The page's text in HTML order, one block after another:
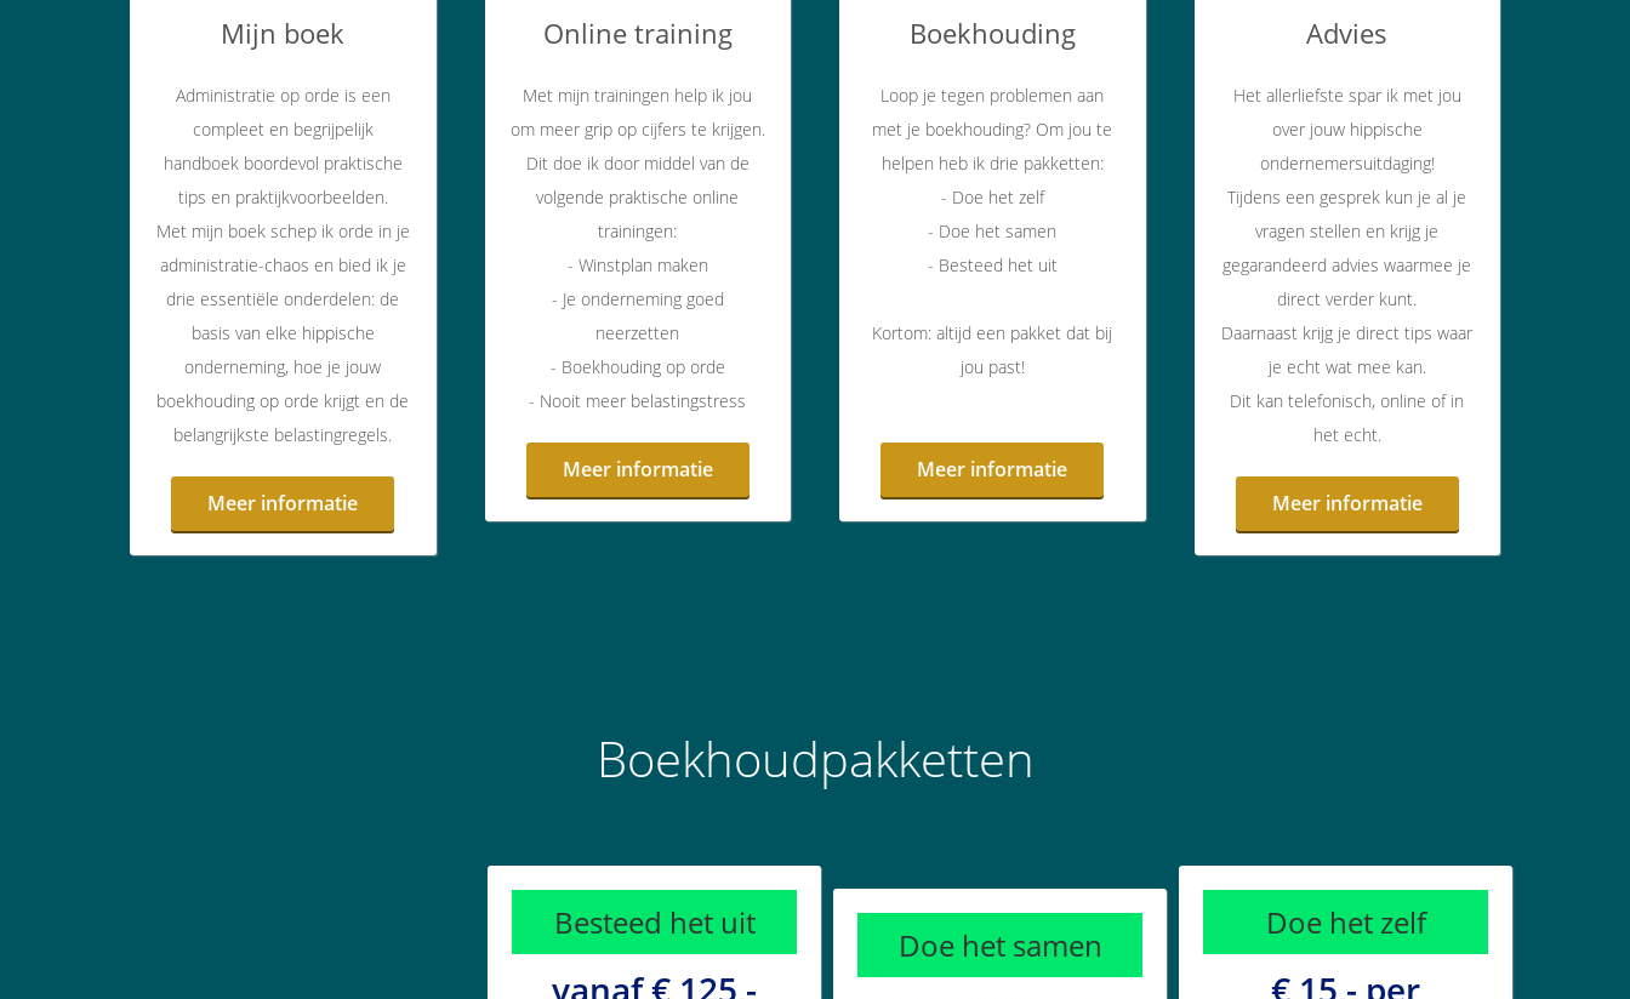
Mijn boek
Administratie op orde is een
compleet en begrijpelijk
handboek boordevol praktische
tips en praktijkvoorbeelden.
Met mijn boek schep ik orde in je
administratie-chaos en bied ik je
drie essentiële onderdelen: de
basis van elke hippische
onderneming, hoe je jouw
boekhouding op orde krijgt en de
belangrijkste belastingregels.
Meer informatie
Online training
Met mijn trainingen help ik jou
om meer grip op cijfers te krijgen.
Dit doe ik door middel van de
volgende praktische online
trainingen:
- Winstplan maken
- Je onderneming goed
neerzetten
- Boekhouding op orde
- Nooit meer belastingstress
Meer informatie
Boekhouding
Loop je tegen problemen aan
met je boekhouding? Om jou te
helpen heb ik drie pakketten:
- Doe het zelf
- Doe het samen
- Besteed het uit
Kortom: altijd een pakket dat bij
jou past!
Meer informatie
Advies
Het allerliefste spar ik met jou
over jouw hippische
ondernemersuitdaging!
Tijdens een gesprek kun je al je
vragen stellen en krijg je
gegarandeerd advies waarmee je
direct verder kunt.
Daarnaast krijg je direct tips waar
je echt wat mee kan.
Dit kan telefonisch, online of in
het echt.
Meer informatie
Boekhoudpakketten
Besteed het uit
vanaf € 125,-
Doe het samen
Doe het zelf
€ 15,- per